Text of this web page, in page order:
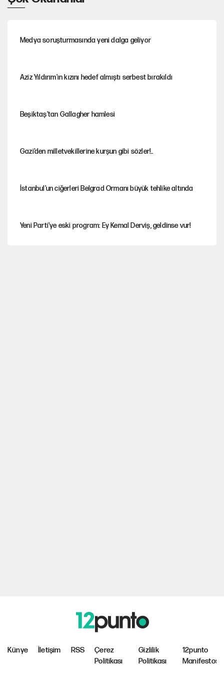
Medya soruşturmasında yeni dalga geliyor
Aziz Yıldırım'ın kızını hedef almıştı serbest bırakıldı
Beşiktaş’tan Gallagher hamlesi
Gazi’den milletvekillerine kurşun gibi sözler!..
İstanbul’un ciğerleri Belgrad Ormanı büyük tehlike altında
Yeni Parti'ye eski program: Ey Kemal Derviş, geldinse vur!
Künye İletişim RSS
Çerez
Politikası
Gizlilik
Politikası
12punto
Manifestosu